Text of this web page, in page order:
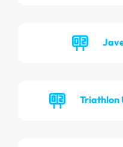
Triathlon